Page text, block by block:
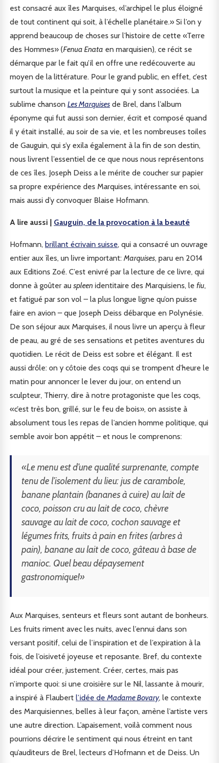
est consacré aux îles Marquises, «l’archipel le plus éloigné
de tout continent qui soit, à l’échelle planétaire.» Si l’on y
apprend beaucoup de choses sur l’histoire de cette «Terre
des Hommes» (Fenua Enata en marquisien), ce récit se
démarque par le fait qu’il en offre une redécouverte au
moyen de la littérature. Pour le grand public, en effet, c’est
surtout la musique et la peinture qui y sont associées. La
sublime chanson Les Marquises de Brel, dans l’album
éponyme qui fut aussi son dernier, écrit et composé quand
il y était installé, au soir de sa vie, et les nombreuses toiles
de Gauguin, qui s’y exila également à la fin de son destin,
nous livrent l’essentiel de ce que nous nous représentons
de ces îles. Joseph Deiss a le mérite de coucher sur papier
sa propre expérience des Marquises, intéressante en soi,
mais aussi d’y convoquer Blaise Hofmann.
A lire aussi | Gauguin, de la provocation à la beauté
Hofmann, brillant écrivain suisse, qui a consacré un ouvrage
entier aux îles, un livre important: Marquises, paru en 2014
aux Editions Zoé. C’est enivré par la lecture de ce livre, qui
donne à goûter au spleen identitaire des Marquisiens, le fiu,
et fatigué par son vol – la plus longue ligne qu’on puisse
faire en avion – que Joseph Deiss débarque en Polynésie.
De son séjour aux Marquises, il nous livre un aperçu à fleur
de peau, au gré de ses sensations et petites aventures du
quotidien. Le récit de Deiss est sobre et élégant. Il est
aussi drôle: on y côtoie des coqs qui se trompent d’heure le
matin pour annoncer le lever du jour, on entend un
sculpteur, Thierry, dire à notre protagoniste que les coqs,
«c’est très bon, grillé, sur le feu de bois», on assiste à
absolument tous les repas de l’ancien homme politique, qui
semble avoir bon appétit – et nous le comprenons:
«Le menu est d’une qualité surprenante, compte
tenu de l’isolement du lieu: jus de carambole,
banane plantain (bananes à cuire) au lait de
coco, poisson cru au lait de coco, chèvre
sauvage au lait de coco, cochon sauvage et
légumes frits, fruits à pain en frites (arbres à
pain), banane au lait de coco, gâteau à base de
manioc. Quel beau dépaysement
gastronomique!»
Aux Marquises, senteurs et fleurs sont autant de bonheurs.
Les fruits riment avec les nuits, avec l’ennui dans son
versant positif, celui de l’inspiration et de l’expiration à la
fois, de l’oisiveté joyeuse et reposante. Bref, du contexte
idéal pour créer, justement. Créer, certes, mais pas
n’importe quoi: si une croisière sur le Nil, lassante à mourir,
a inspiré à Flaubert l’idée de Madame Bovary, le contexte
des Marquisiennes, belles à leur façon, amène l’artiste vers
une autre direction. L’apaisement, voilà comment nous
pourrions décrire le sentiment qui nous étreint en tant
qu’auditeurs de Brel, lecteurs d’Hofmann et de Deiss. Un